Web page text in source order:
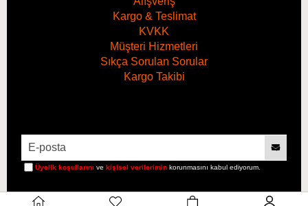
Kargo & Teslimat
KVKK
Müşteri Hizmetleri
Sıkça Sorulan Sorular
Kargo Takibi
Üyelik koşullarını ve kişisel verilerimin korunmasını kabul ediyorum.